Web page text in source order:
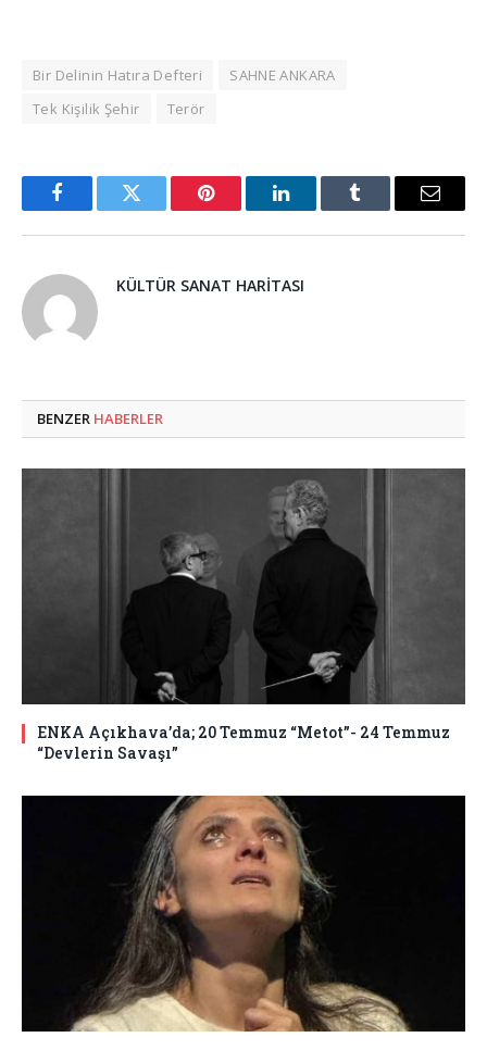
Bir Delinin Hatıra Defteri
SAHNE ANKARA
Tek Kişilik Şehir
Terör
FacebookTwitter Pinterest LinkedInTumblr Email
KÜLTÜR SANAT HARITASI
BENZER HABERLER
ENKA Açıkhava’da; 20 Temmuz “Metot”- 24 Temmuz
“Devlerin Savaşı”